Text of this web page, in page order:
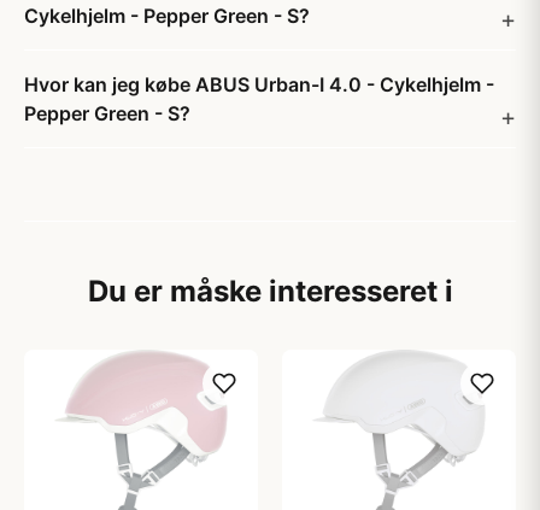
Cykelhjelm - Pepper Green - S?
Hvor kan jeg købe ABUS Urban-I 4.0 - Cykelhjelm -
Pepper Green - S?
Du er måske interesseret i